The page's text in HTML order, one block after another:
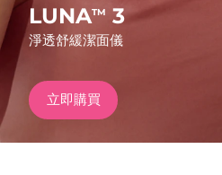
LUNATM 3
淨透舒緩潔面儀
立即購買
特別優惠
紅光療法
德國
加拿大